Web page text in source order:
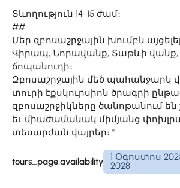
Տևողություն 14-15 ժամ։
##
Մեր զբոսաշրջային խումբն
Վիրապ, Նորավանք, Տաթևի վանք,
ճոպանուղի։
Զբոսաշրջային մեծ պահանջարկ
տուրի էքսկուրսիոն ծրագրի
զբոսաշրջիկները ծանոթանում
եւ միաժամանակ միմյանց
տեսարժան վայրեր։ "
tours_page.availability
1 Օգոստոս
2028